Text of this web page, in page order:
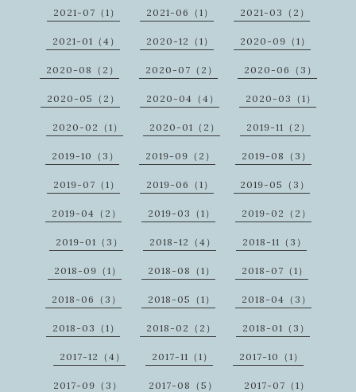
2021-07（1） 2021-06（1） 2021-03（2）
2021-01（4） 2020-12（1） 2020-09（1）
2020-08（2） 2020-07（2） 2020-06（3）
2020-05（2） 2020-04（4） 2020-03（1）
2020-02（1） 2020-01（2） 2019-11（2）
2019-10（3） 2019-09（2） 2019-08（3）
2019-07（1） 2019-06（1） 2019-05（3）
2019-04（2） 2019-03（1） 2019-02（2）
2019-01（3） 2018-12（4） 2018-11（3）
2018-09（1） 2018-08（1） 2018-07（1）
2018-06（3） 2018-05（1） 2018-04（3）
2018-03（1） 2018-02（2） 2018-01（3）
2017-12（4） 2017-11（1） 2017-10（1）
2017-09（3） 2017-08（5） 2017-07（1）